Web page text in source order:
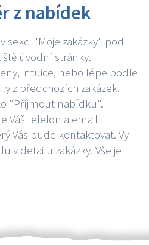
z nabídek
sekci "Moje zakázky" pod
úvodní stránky.
intuice, nebo lépe podle
z předchozích zakázek.
"Příjmout nabídku".
Váš telefon a email
Vás bude kontaktovat. Vy
v detailu zakázky. Vše je